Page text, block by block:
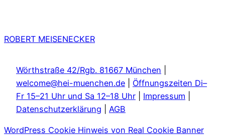
ROBERT MEISENECKER
Wörthstraße 42/Rgb. 81667 München
welcome@hei-muenchen.de
Öffnungszeiten Di–
Fr 15–21 Uhr und Sa 12–18 Uhr
Impressum
Datenschutzerklärung
AGB
WordPress Cookie Hinweis von Real Cookie Banner